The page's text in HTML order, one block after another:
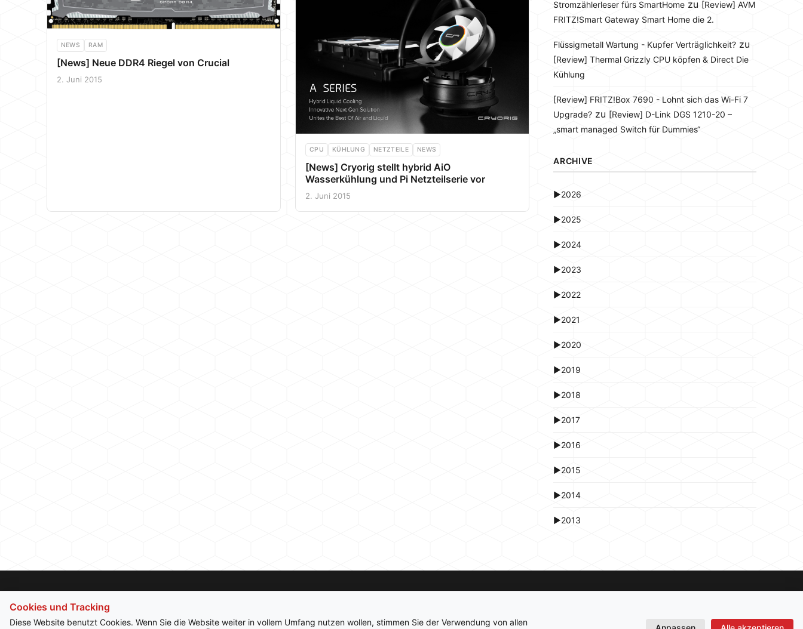
NEWS RAM
[News] Neue DDR4 Riegel von Crucial
2. Juni 2015
CPU KÜHLUNG NETZTEILE NEWS
[News] Cryorig stellt hybrid AiO
Wasserkühlung und Pi Netzteilserie vor
2. Juni 2015
Stromzählerleser fürs SmartHome zu [Review] AVM
FRITZ!Smart Gateway Smart Home die 2.
Flüssigmetall Wartung - Kupfer Verträglichkeit? zu
[Review] Thermal Grizzly CPU köpfen & Direct Die
Kühlung
[Review] FRITZ!Box 7690 - Lohnt sich das Wi-Fi 7
Upgrade? zu [Review] D-Link DGS 1210-20 –
„smart managed Switch für Dummies“
ARCHIVE
►2026
►2025
►2024
►2023
►2022
►2021
►2020
►2019
►2018
►2017
►2016
►2015
►2014
►2013
Cookies und Tracking
Diese Website benutzt Cookies. Wenn Sie die Website weiter in vollem Umfang nutzen wollen, stimmen Sie der Verwendung von allen